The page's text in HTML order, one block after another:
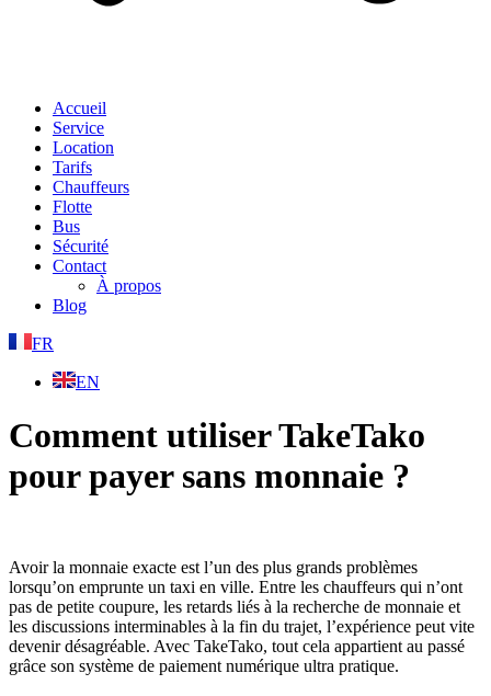
Accueil
Service
Location
Tarifs
Chauffeurs
Flotte
Bus
Sécurité
Contact
À propos
Blog
FR
EN
Comment utiliser TakeTako
pour payer sans monnaie ?
Avoir la monnaie exacte est l’un des plus grands problèmes
lorsqu’on emprunte un taxi en ville. Entre les chauffeurs qui n’ont
pas de petite coupure, les retards liés à la recherche de monnaie et
les discussions interminables à la fin du trajet, l’expérience peut vite
devenir désagréable. Avec TakeTako, tout cela appartient au passé
grâce son système de paiement numérique ultra pratique.